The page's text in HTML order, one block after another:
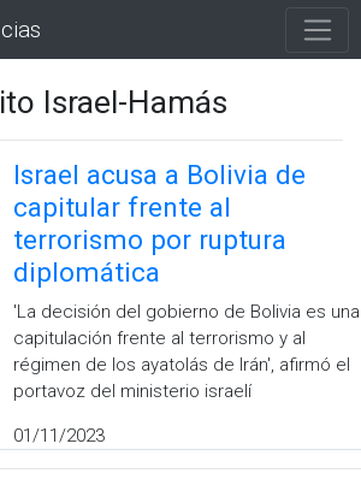
Israel-Hamás
Israel acusa a Bolivia de
capitular frente al
terrorismo por ruptura
diplomática
'La decisión del gobierno de Bolivia es una
capitulación frente al terrorismo y al
régimen de los ayatolás de Irán', afirmó el
portavoz del ministerio israelí
01/11/2023